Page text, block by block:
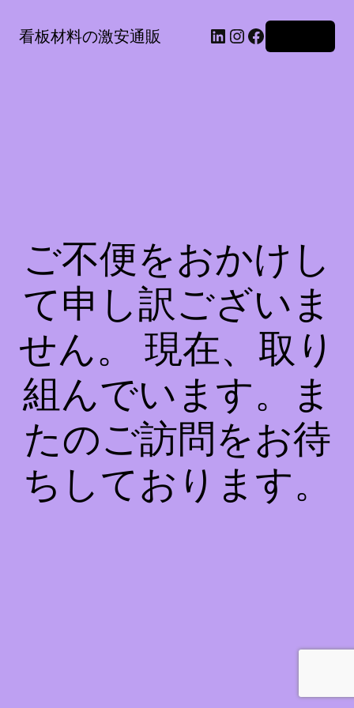
看板材料の激安通販 LinkedIn Instagram Facebook
ご不便をおかけし
て申し訳ございま
せん。 現在、取り
組んでいます。ま
たのご訪問をお待
ちしております。